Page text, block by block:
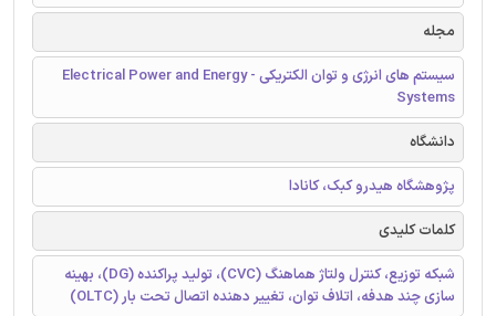
مجله
سیستم های انرژی و توان الکتریکی - Electrical Power and Energy
Systems
دانشگاه
پژوهشگاه هیدرو کبک، کانادا
کلمات کلیدی
شبکه توزیع، کنترل ولتاژ هماهنگ (CVC)، تولید پراکنده (DG)، بهینه
سازی چند هدفه، اتلاف توان، تغییر دهنده اتصال تحت بار (OLTC)